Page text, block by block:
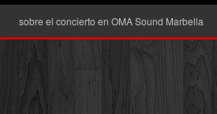
el concierto en OMA Sound Marbella